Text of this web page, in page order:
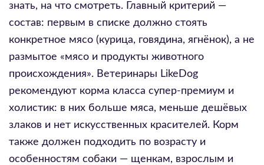
знать, на что смотреть. Главный критерий —
состав: первым в списке должно стоять
конкретное мясо (курица, говядина, ягнёнок), а не
размытое «мясо и продукты животного
происхождения». Ветеринары LikeDog
рекомендуют корма класса супер-премиум и
холистик: в них больше мяса, меньше дешёвых
злаков и нет искусственных красителей. Корм
также должен подходить по возрасту и
особенностям собаки — щенкам, взрослым и